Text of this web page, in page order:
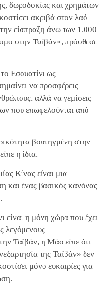
δωροδοκίας και χρημάτων
ακριβά στον λαό
είσπραξη άνω των 1.000
στην Ταϊβάν», πρόσθεσε
Εσουατίνι ως
να προσφέρεις
αλλά να γεμίσεις
που επωφελούνται από
βουτηγμένη στην
η ίδια.
Κίνας είναι μια
και ένας βασικός κανόνας
είναι η μόνη χώρα που έχει
λεγόμενους
Ταϊβάν, η Μάο είπε ότι
της Ταϊβάν» δεν
μόνο ευκαιρίες για